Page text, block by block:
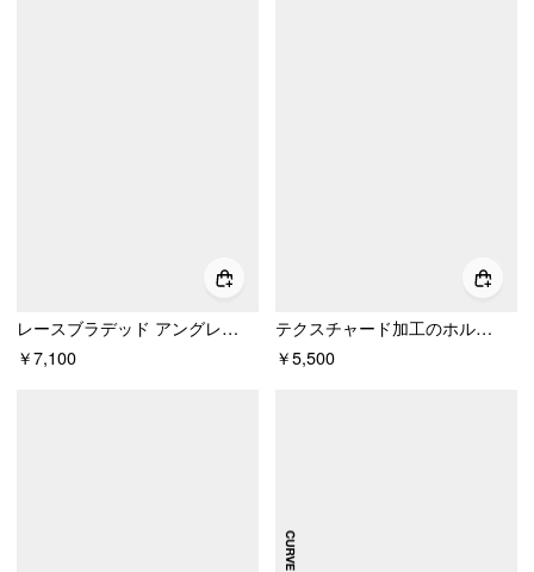
レースブラデッド アングレーズ風 スクエアネック フリルヘム Aライン ミニドレス
￥7,100
テクスチャード加工のホルターネック、レースインサート、リボン付きミッドライズロンパース
￥5,500